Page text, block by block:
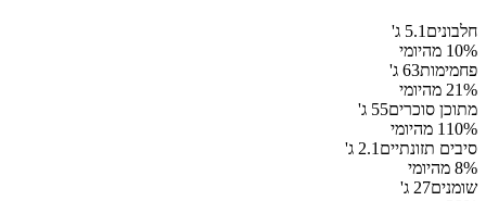
חלבונים 5.1 ג'
10% מהיומי
פחמימות63 ג'
21% מהיומי
מתוכן סוכרים55 ג'
110% מהיומי
סיבים תזונתיים 2.1 ג'
8% מהיומי
שומנים27 ג'